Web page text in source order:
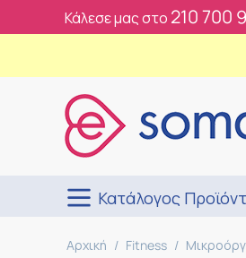
Κάλεσε μας στο 210 700
Κατάλογος
Αρχική / Fitness /